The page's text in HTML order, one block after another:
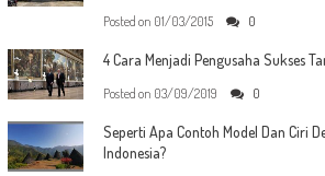
Posted on 01/03/2015 0
4 Cara Menjadi Pengusaha Sukses
Posted on 03/09/2019 0
Seperti Apa Contoh Model Dan Ciri
Indonesia?